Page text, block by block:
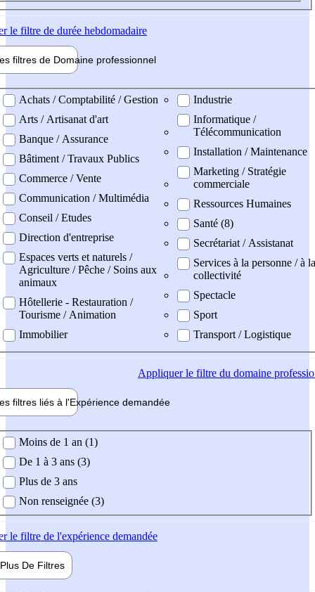
le filtre de durée hebdomadaire
filtres de Domaine professionnel
professionel
Achats / Comptabilité / Gestion
Arts / Artisanat d'art
Banque / Assurance
Bâtiment / Travaux Publics
Commerce / Vente
Communication / Multimédia
Conseil / Etudes
Direction d'entreprise
Espaces verts et naturels /
Agriculture / Pêche / Soins aux
animaux
Hôtellerie - Restauration /
Tourisme / Animation
Immobilier
Industrie
Informatique /
Télécommunication
Installation / Maintenance
Marketing / Stratégie
commerciale
Ressources Humaines
Santé (8)
Secrétariat / Assistanat
Services à la personne / à la
collectivité
Spectacle
Sport
Transport / Logistique
Appliquerle filtre du domaine
filtres liés à l'Expérience demandée
demandée
Moins de 1 an (1)
De 1 à 3 ans (3)
Plus de 3 ans
Non renseignée (3)
le filtre de l'expérience demandée
Plus De Filtres